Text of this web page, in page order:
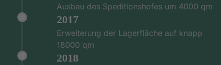
Ausbau des Speditionshofes um 4000 qm
2017
Erweiterung der Lagerfläche auf knapp
18000 qm
2018